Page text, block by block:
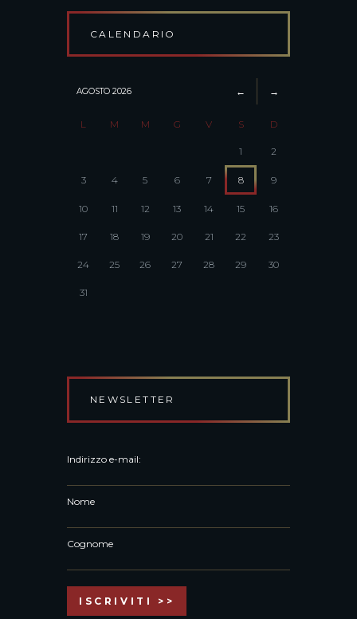
CALENDARIO
AGOSTO 2026
L M M G V S D
1 2
3 4 5 6 7 8 9
10 11 12 13 14 15 16
17 18 19 20 21 22 23
24 25 26 27 28 29 30
31
NEWSLETTER
Indirizzo e-mail:
Nome
Cognome